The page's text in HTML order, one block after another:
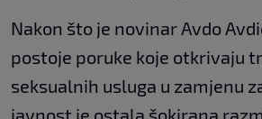
Nakon što je novinar Avdo
postoje poruke koje otkrivaju
seksualnih usluga u zamjenu